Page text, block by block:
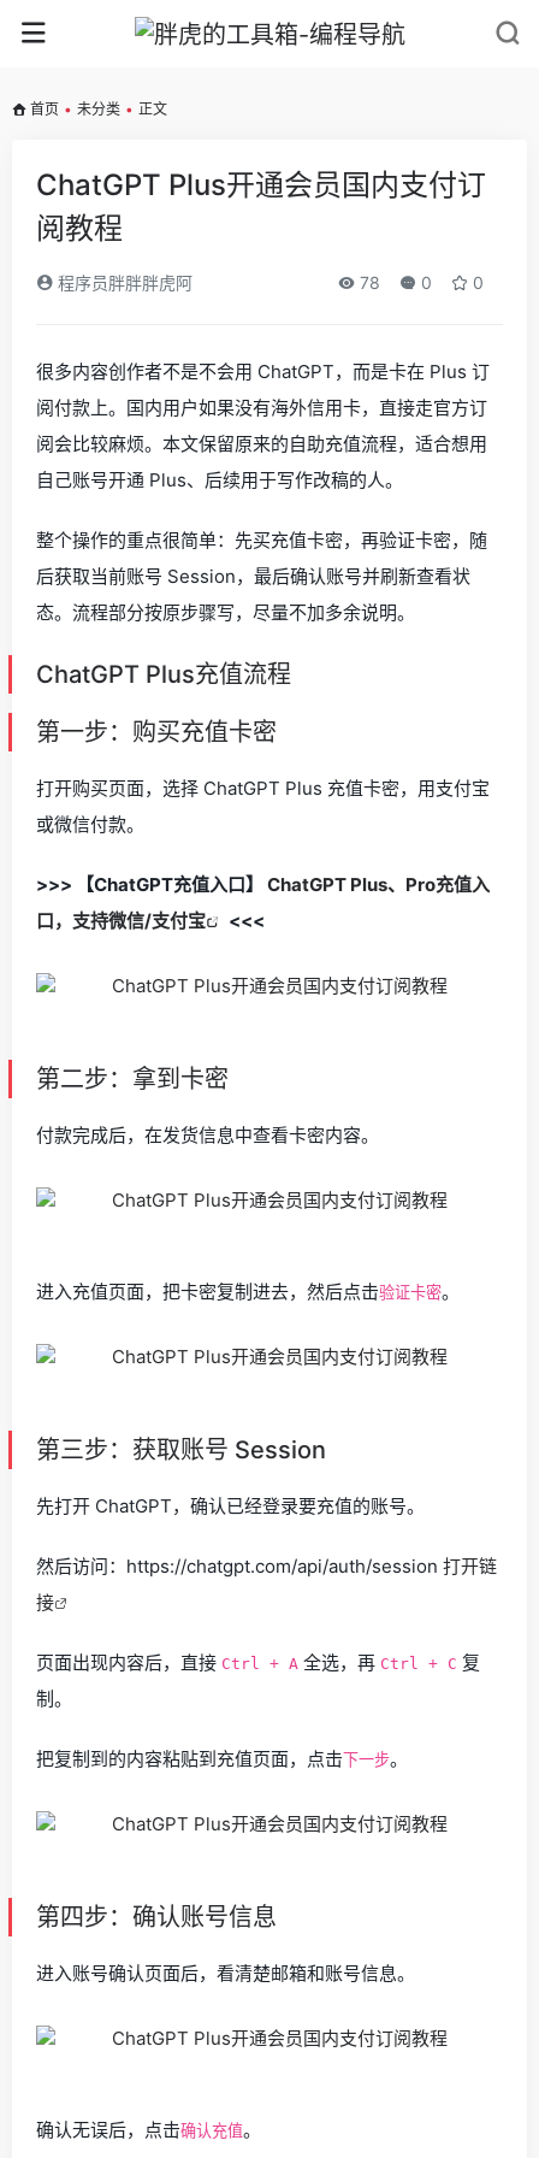
首页 • 未分类 • 正文
ChatGPT Plus开通会员国内支付订
阅教程
程序员胖胖胖虎阿 78 0 0
很多内容创作者不是不会用 ChatGPT，而是卡在 Plus 订
阅付款上。国内用户如果没有海外信用卡，直接走官方订
阅会比较麻烦。本文保留原来的自助充值流程，适合想用
自己账号开通 Plus、后续用于写作改稿的人。
整个操作的重点很简单：先买充值卡密，再验证卡密，随
后获取当前账号 Session，最后确认账号并刷新查看状
态。流程部分按原步骤写，尽量不加多余说明。
ChatGPT Plus充值流程
第一步：购买充值卡密
打开购买页面，选择 ChatGPT Plus 充值卡密，用支付宝
或微信付款。
>>> 【ChatGPT充值入口】 ChatGPT Plus、Pro充值入
口，支持微信/支付宝
<<<
第二步：拿到卡密
付款完成后，在发货信息中查看卡密内容。
进入充值页面，把卡密复制进去，然后点击验证卡密。
第三步：获取账号 Session
先打开 ChatGPT，确认已经登录要充值的账号。
然后访问：https://chatgpt.com/api/auth/session 打开链
接
页面出现内容后，直接 Ctrl + A 全选，再 Ctrl + C 复
制。
把复制到的内容粘贴到充值页面，点击 下一步。
第四步：确认账号信息
进入账号确认页面后，看清楚邮箱和账号信息。
确认无误后，点击确认充值。